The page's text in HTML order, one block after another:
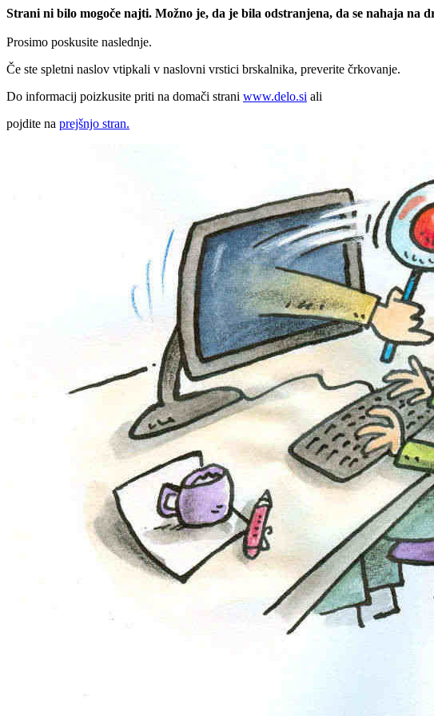
Strani ni bilo mogoče najti. Možno je, da je bila odstranjena, da se nahaja na
Prosimo poskusite naslednje.
Če ste spletni naslov vtipkali v naslovni vrstici brskalnika, preverite črkovanje.
Do informacij poizkusite priti na domači strani www.delo.si ali
pojdite na prejšnjo stran.